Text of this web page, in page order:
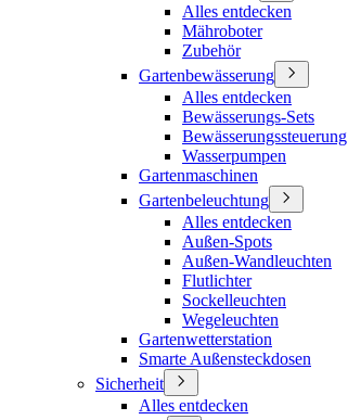
Alles entdecken
Mähroboter
Zubehör
Gartenbewässerung
Alles entdecken
Bewässerungs-Sets
Bewässerungssteuerung
Wasserpumpen
Gartenmaschinen
Gartenbeleuchtung
Alles entdecken
Außen-Spots
Außen-Wandleuchten
Flutlichter
Sockelleuchten
Wegeleuchten
Gartenwetterstation
Smarte Außensteckdosen
Sicherheit
Alles entdecken